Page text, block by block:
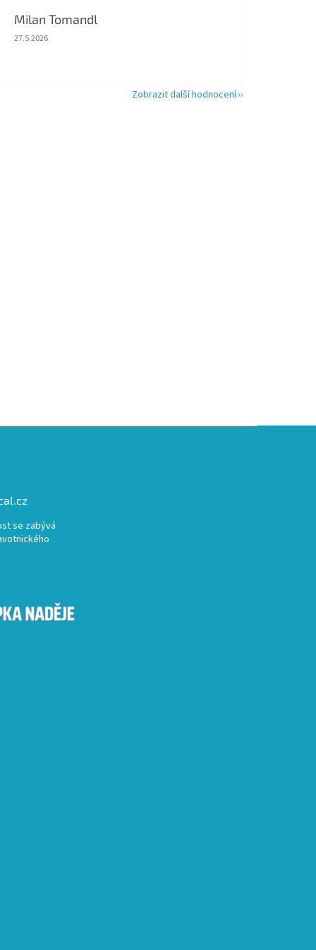
Milan Tomandl
Hodnocení obchodu je 5 z 5 hvězdiček.
27.5.2026
Zobrazit další hodnocení
se zabývá